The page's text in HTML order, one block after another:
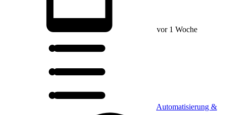
vor 1 Woche
Automatisierung &